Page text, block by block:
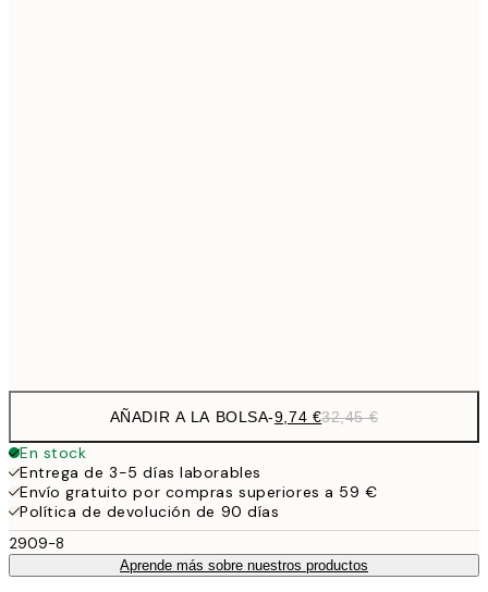
AÑADIR A LA BOLSA-9,74 €32,45 €
En stock
Entrega de 3-5 días laborables
Envío gratuito por compras superiores a 59 €
Política de devolución de 90 días
2909-8
Aprende más sobre nuestros productos